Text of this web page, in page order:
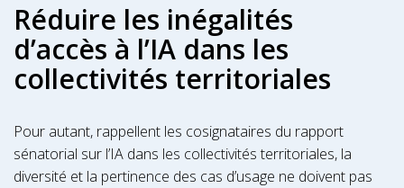
Réduire les inégalités
d’accès à l’IA dans les
collectivités territoriales
Pour autant, rappellent les cosignataires du rapport
sénatorial sur l’IA dans les collectivités territoriales, la
diversité et la pertinence des cas d’usage ne doivent pas